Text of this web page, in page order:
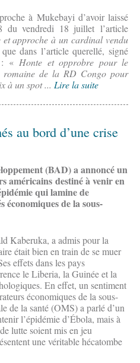
à Mukebayi d’avoir laissé
du vendredi 18 juillet l’article
approche à un cardinal vendu
dans l’article querellé, signé
: « Honte et opprobre pour le
romaine de la RD Congo pour
à un spot ... Lire la suite
au bord d’une crise
(BAD) a annoncé un
américains destiné à venir en
qui lamine de
économiques de la sous-
Kaberuka, a admis pour la
était bien en train de se muer
effets dans les pays
le Liberia, la Guinée et la
En effet, un sentiment
économiques de la sous-
de la santé (OMS) a parlé d’un
l’épidémie d’Ébola, mais à
lutte soient mis en jeu
une véritable hécatombe